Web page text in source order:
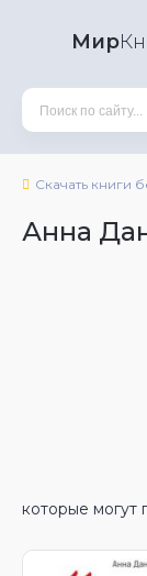
Мир
Скачать книги
Анна
которые могут